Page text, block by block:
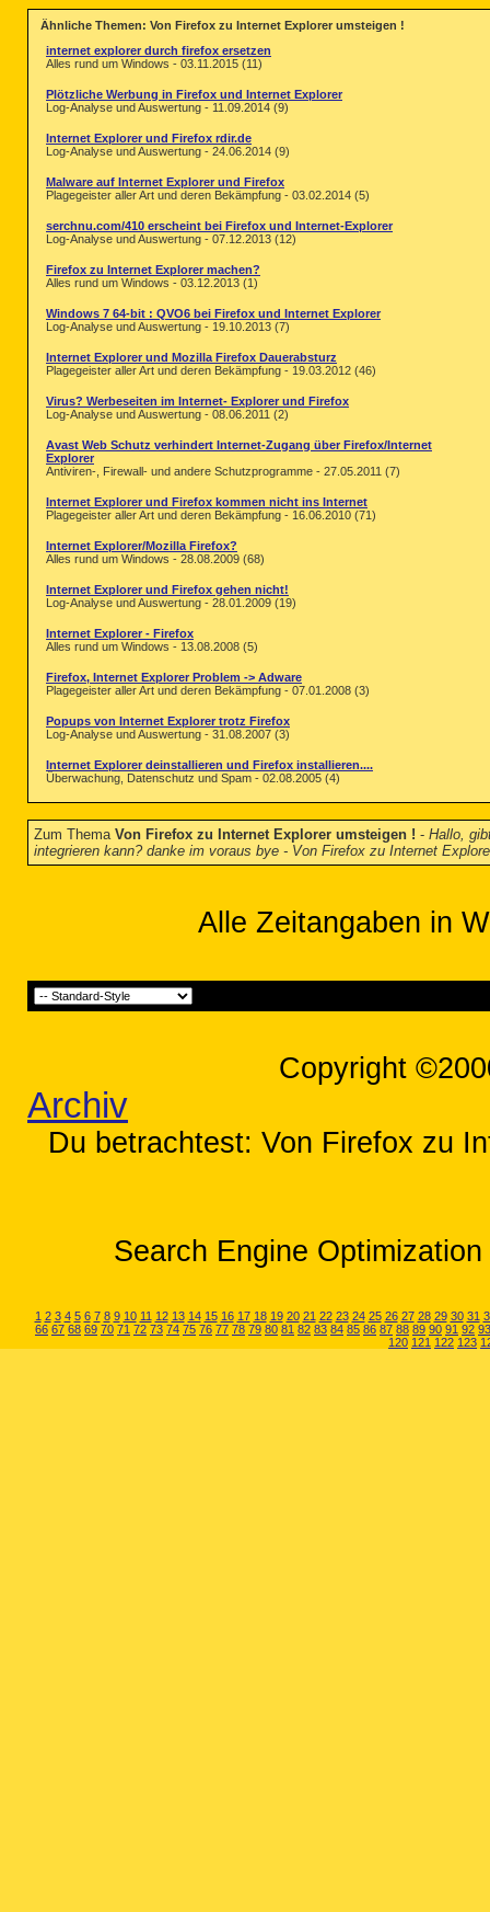
Ähnliche Themen: Von Firefox zu Internet Explorer umsteigen !
internet explorer durch firefox ersetzen
Alles rund um Windows - 03.11.2015 (11)
Plötzliche Werbung in Firefox und Internet Explorer
Log-Analyse und Auswertung - 11.09.2014 (9)
Internet Explorer und Firefox rdir.de
Log-Analyse und Auswertung - 24.06.2014 (9)
Malware auf Internet Explorer und Firefox
Plagegeister aller Art und deren Bekämpfung - 03.02.2014 (5)
serchnu.com/410 erscheint bei Firefox und Internet-Explorer
Log-Analyse und Auswertung - 07.12.2013 (12)
Firefox zu Internet Explorer machen?
Alles rund um Windows - 03.12.2013 (1)
Windows 7 64-bit : QVO6 bei Firefox und Internet Explorer
Log-Analyse und Auswertung - 19.10.2013 (7)
Internet Explorer und Mozilla Firefox Dauerabsturz
Plagegeister aller Art und deren Bekämpfung - 19.03.2012 (46)
Virus? Werbeseiten im Internet- Explorer und Firefox
Log-Analyse und Auswertung - 08.06.2011 (2)
Avast Web Schutz verhindert Internet-Zugang über Firefox/Internet
Explorer
Antiviren-, Firewall- und andere Schutzprogramme - 27.05.2011 (7)
Internet Explorer und Firefox kommen nicht ins Internet
Plagegeister aller Art und deren Bekämpfung - 16.06.2010 (71)
Internet Explorer/Mozilla Firefox?
Alles rund um Windows - 28.08.2009 (68)
Internet Explorer und Firefox gehen nicht!
Log-Analyse und Auswertung - 28.01.2009 (19)
Internet Explorer - Firefox
Alles rund um Windows - 13.08.2008 (5)
Firefox, Internet Explorer Problem -> Adware
Plagegeister aller Art und deren Bekämpfung - 07.01.2008 (3)
Popups von Internet Explorer trotz Firefox
Log-Analyse und Auswertung - 31.08.2007 (3)
Internet Explorer deinstallieren und Firefox installieren....
Überwachung, Datenschutz und Spam - 02.08.2005 (4)
Zum Thema Von Firefox zu Internet Explorer umsteigen ! - Hallo,
integrieren kann? danke im voraus bye - Von Firefox zu Internet
Alle Zeitangaben in
Copyright
Archiv
Du betrachtest: Von Firefox zu
Search Engine
1 2 3 4 5 6 7 8 9 10 11 12 13 14 15 16 17 18 19 20 21 22 23 24 25 26 27 28 29 30 31
66 67 68 69 70 71 72 73 74 75 76 77 78 79 80 81 82 83 84 85 86 87 88 89 90 91 92 93
120 121 122 123